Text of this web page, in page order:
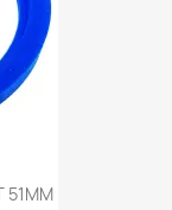
51MM